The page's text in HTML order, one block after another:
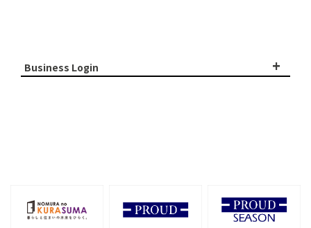
Business Login +